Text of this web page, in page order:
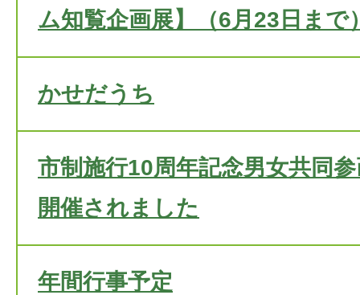
ム知覧企画展】（6月23日まで
かせだうち
市制施行10周年記念男女共同
開催されました
年間行事予定